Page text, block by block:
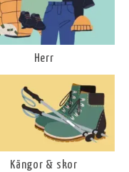
Herr
Kängor & skor